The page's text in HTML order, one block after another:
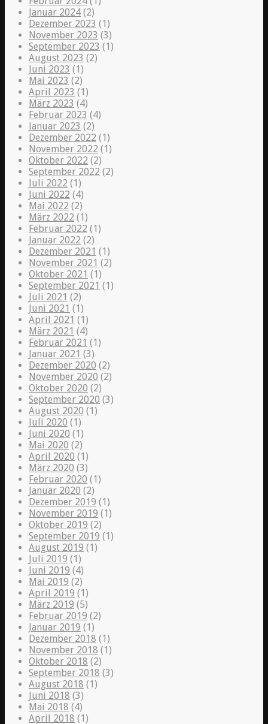
Januar 2024 (2)
Dezember 2023 (1)
November 2023 (3)
September 2023 (1)
August 2023 (2)
Juni 2023 (1)
Mai 2023 (2)
April 2023 (1)
März 2023 (4)
Februar 2023 (4)
Januar 2023 (2)
Dezember 2022 (1)
November 2022 (1)
Oktober 2022 (2)
September 2022 (2)
Juli 2022 (1)
Juni 2022 (4)
Mai 2022 (2)
März 2022 (1)
Februar 2022 (1)
Januar 2022 (2)
Dezember 2021 (1)
November 2021 (2)
Oktober 2021 (1)
September 2021 (1)
Juli 2021 (2)
Juni 2021 (1)
April 2021 (1)
März 2021 (4)
Februar 2021 (1)
Januar 2021 (3)
Dezember 2020 (2)
November 2020 (2)
Oktober 2020 (2)
September 2020 (3)
August 2020 (1)
Juli 2020 (1)
Juni 2020 (1)
Mai 2020 (2)
April 2020 (1)
März 2020 (3)
Februar 2020 (1)
Januar 2020 (2)
Dezember 2019 (1)
November 2019 (1)
Oktober 2019 (2)
September 2019 (1)
August 2019 (1)
Juli 2019 (1)
Juni 2019 (4)
Mai 2019 (2)
April 2019 (1)
März 2019 (5)
Februar 2019 (2)
Januar 2019 (1)
Dezember 2018 (1)
November 2018 (1)
Oktober 2018 (2)
September 2018 (3)
August 2018 (1)
Juni 2018 (3)
Mai 2018 (4)
April 2018 (1)